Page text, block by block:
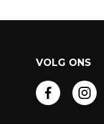
VOLG ONS